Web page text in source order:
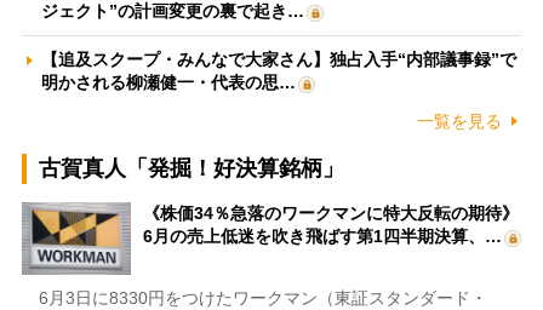
ジェクト”の計画変更の裏で起き…
【追及スクープ・みんなで大家さん】独占入手“内部議事録”で
明かされる柳瀬健一・代表の思…
一覧を見る
古賀真人「発掘！好決算銘柄」
《株価34％急落のワークマンに特大反転の期待》
6月の売上低迷を吹き飛ばす第1四半期決算、…
6月3日に8330円をつけたワークマン（東証スタンダード・